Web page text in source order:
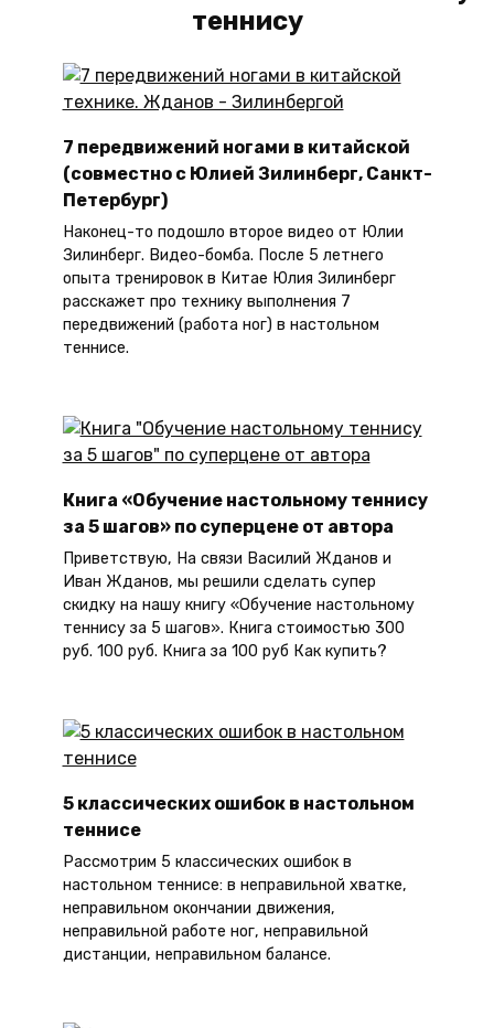
теннису
7 передвижений ногами в китайской
(совместно с Юлией Зилинберг, Санкт-
Петербург)
Наконец-то подошло второе видео от Юлии
Зилинберг. Видео-бомба. После 5 летнего
опыта тренировок в Китае Юлия Зилинберг
расскажет про технику выполнения 7
передвижений (работа ног) в настольном
теннисе.
Книга «Обучение настольному теннису
за 5 шагов» по суперцене от автора
Приветствую, На связи Василий Жданов и
Иван Жданов, мы решили сделать супер
скидку на нашу книгу «Обучение настольному
теннису за 5 шагов». Книга стоимостью 300
руб. 100 руб. Книга за 100 руб Как купить?
5 классических ошибок в настольном
теннисе
Рассмотрим 5 классических ошибок в
настольном теннисе: в неправильной хватке,
неправильном окончании движения,
неправильной работе ног, неправильной
дистанции, неправильном балансе.